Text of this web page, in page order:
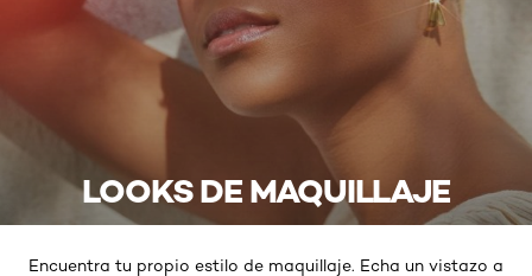
LOOKS DE MAQUILLAJE
Encuentra tu propio estilo de maquillaje. Echa un vistazo a